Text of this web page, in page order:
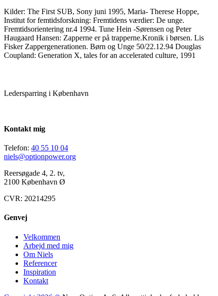
Kilder: The First SUB, Sony juni 1995, Maria- Therese Hoppe,
Institut for femtidsforskning: Fremtidens værdier: De unge.
Fremtidsorientering nr.4 1994. Tune Hein -Sørensen og Peter
Haugaard Hansen: Zapperne er på trapperne.Kronik i børsen. Lis
Fisker Zappergenerationen. Børn og Unge 50/22.12.94 Douglas
Coupland: Generation X, tales for an accelerated culture, 1991
Ledersparring i København
Kontakt mig
Telefon: 40 55 10 04
niels@optionpower.org
Reersøgade 4, 2. tv,
2100 København Ø
CVR: 20214295
Genvej
Velkommen
Arbejd med mig
Om Niels
Referencer
Inspiration
Kontakt